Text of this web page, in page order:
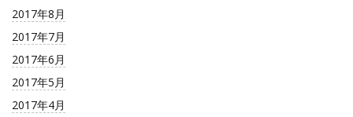
2017年8月
2017年7月
2017年6月
2017年5月
2017年4月